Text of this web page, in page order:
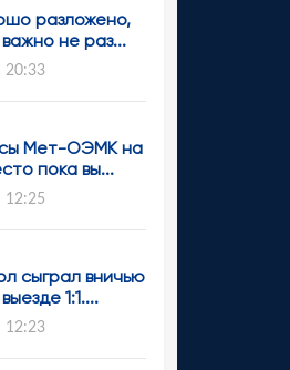
разложено,
не раз...
20:33
Мет-ОЭМК на
пока вы...
12:25
сыграл вничью
1:1....
12:23